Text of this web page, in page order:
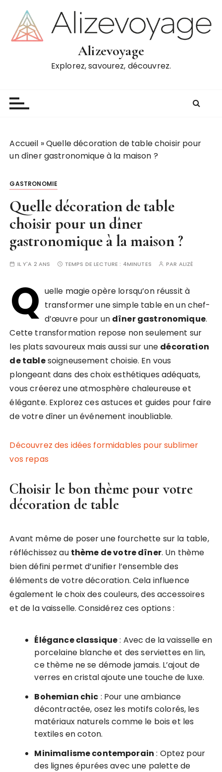
Alizevoyage
Explorez, savourez, découvrez.
Accueil »Quelle décoration de table choisir pour
un dîner gastronomique à la maison ?
GASTRONOMIE
Quelle décoration de table
choisir pour un dîner
gastronomique à la maison ?
IL Y'A 2 ANS TEMPS DE LECTURE : 4MINUTES PAR ALIZÉ
Q uelle magie opère lorsqu’on réussit à
transformer une simple table en un chef-
d’œuvre pour un dîner gastronomique.
Cette transformation repose non seulement sur
les plats savoureux mais aussi sur une décoration
de tablesoigneusement choisie. En vous
plongeant dans des choix esthétiques adéquats,
vous créerez une atmosphère chaleureuse et
élégante. Explorez ces astuces et guides pour faire
de votre dîner un événement inoubliable.
Découvrez des idées formidables pour sublimer
vos repas
Choisir le bon thème pour votre
décoration de table
Avant même de poser une fourchette sur la table,
réfléchissez au thème de votre dîner. Un thème
bien défini permet d’unifier l’ensemble des
éléments de votre décoration. Cela influence
également le choix des couleurs, des accessoires
et de la vaisselle. Considérez ces options :
Élégance classique: Avec de la vaisselle en
porcelaine blanche et des serviettes en lin,
ce thème ne se démode jamais. L’ajout de
verres en cristal ajoute une touche de luxe.
Bohemian chic : Pour une ambiance
décontractée, osez les motifs colorés, les
matériaux naturels comme le bois et les
textiles en coton.
Minimalisme contemporain : Optez pour
des lignes épurées avec une palette de